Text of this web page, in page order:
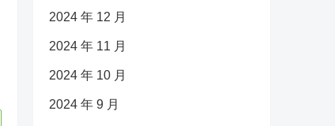
2024 年 12 月
2024 年 11 月
2024 年 10 月
2024 年 9 月